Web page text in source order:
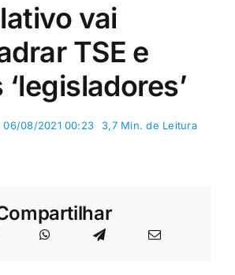
vai
TSE e
‘legisladores’
06/08/2021 00:23 3,7 Min. de Leitura